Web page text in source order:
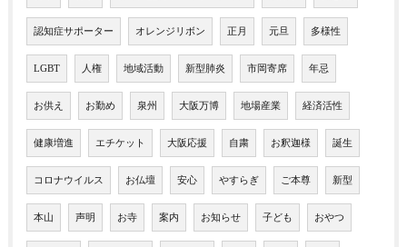
認知症サポーター オレンジリボン 正月 元旦 多様性
LGBT 人権 地域活動 新型肺炎 市岡寄席 年忌
お供え お勤め 泉州 大阪万博 地場産業 経済活性
健康増進 エチケット 大阪応援 自粛 お釈迦様 誕生
コロナウイルス お仏壇 安心 やすらぎ ご本尊 新型
本山 声明 お寺 案内 お知らせ 子ども おやつ